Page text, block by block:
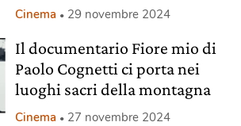
Cinema 29 novembre 2024
Il documentario Fiore mio di
Paolo Cognetti ci porta nei
luoghi sacri della montagna
Cinema 27 novembre 2024